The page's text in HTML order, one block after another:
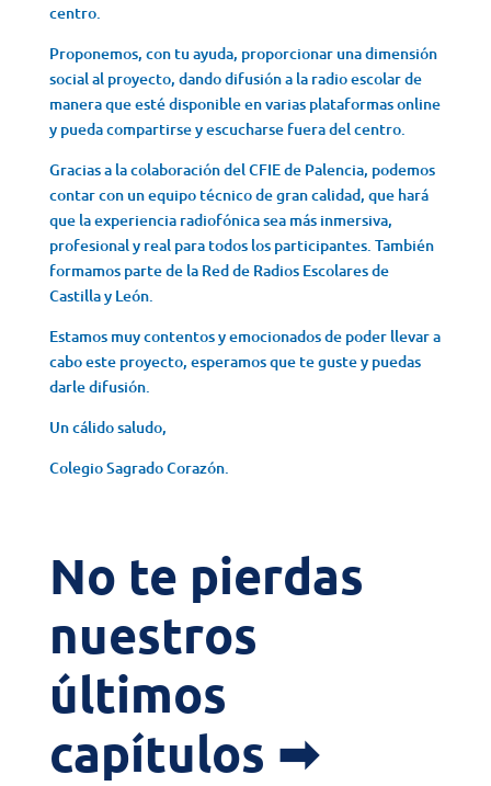
centro.
Proponemos, con tu ayuda, proporcionar una dimensión
social al proyecto, dando difusión a la radio escolar de
manera que esté disponible en varias plataformas online
y pueda compartirse y escucharse fuera del centro.
Gracias a la colaboración del CFIE de Palencia, podemos
contar con un equipo técnico de gran calidad, que hará
que la experiencia radiofónica sea más inmersiva,
profesional y real para todos los participantes. También
formamos parte de la Red de Radios Escolares de
Castilla y León.
Estamos muy contentos y emocionados de poder llevar a
cabo este proyecto, esperamos que te guste y puedas
darle difusión.
Un cálido saludo,
Colegio Sagrado Corazón.
No te pierdas
nuestros
últimos
capítulos ➡